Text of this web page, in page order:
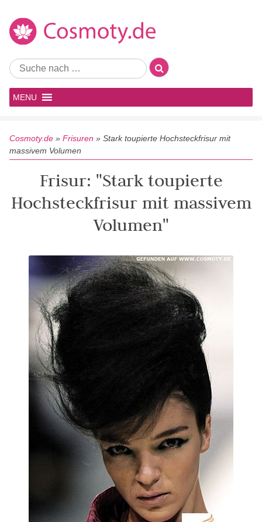
MENU
Cosmoty.de » Frisuren » Stark toupierte Hochsteckfrisur mit
massivem Volumen
Frisur: "Stark toupierte
Hochsteckfrisur mit massivem
Volumen"